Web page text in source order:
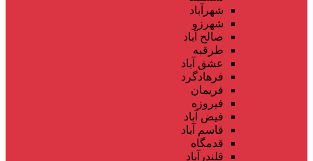
شهرآباد
شهرزو
صالح آباد
طرقبه
عشق آباد
فرهادگرد
فریمان
فیروزه
فیض آباد
قاسم آباد
قدمگاه
قلندرآباد